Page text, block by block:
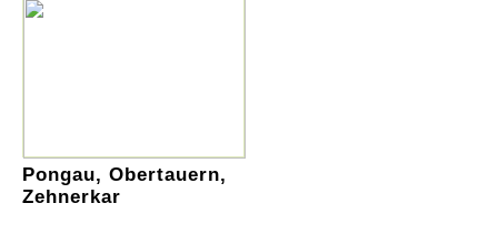
Pongau, Obertauern,
Zehnerkar